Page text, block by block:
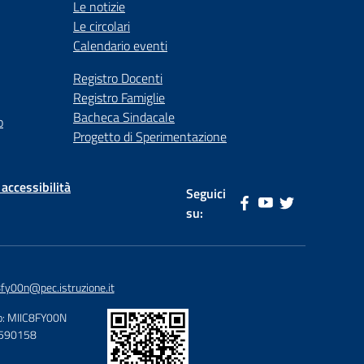
Le notizie
Le circolari
Calendario eventi
Registro Docenti
Registro Famiglie
Bacheca Sindacale
Progetto di Sperimentazione
Seguici
su:
MIIC8FY00N